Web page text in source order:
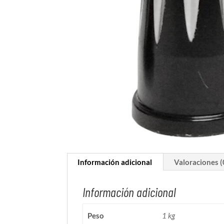
Información adicional Valoraciones
Información adicional
Peso 1 kg